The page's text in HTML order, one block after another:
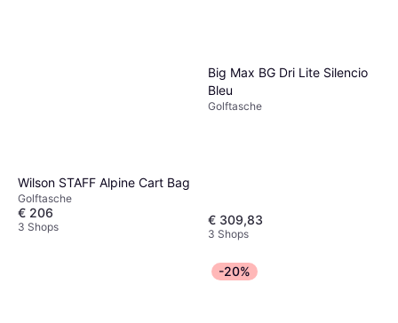
Wilson STAFF Alpine Cart Bag
Golftasche
€ 206
3 Shops
Big Max BG Dri Lite Silencio
Bleu
Golftasche
€ 309,83
3 Shops
-20%